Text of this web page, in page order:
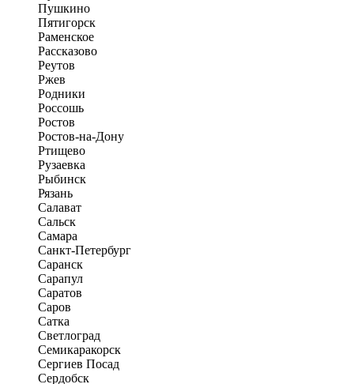
Пушкино
Пятигорск
Раменское
Рассказово
Реутов
Ржев
Родники
Россошь
Ростов
Ростов-на-Дону
Ртищево
Рузаевка
Рыбинск
Рязань
Салават
Сальск
Самара
Санкт-Петербург
Саранск
Сарапул
Саратов
Саров
Сатка
Светлоград
Семикаракорск
Сергиев Посад
Сердобск